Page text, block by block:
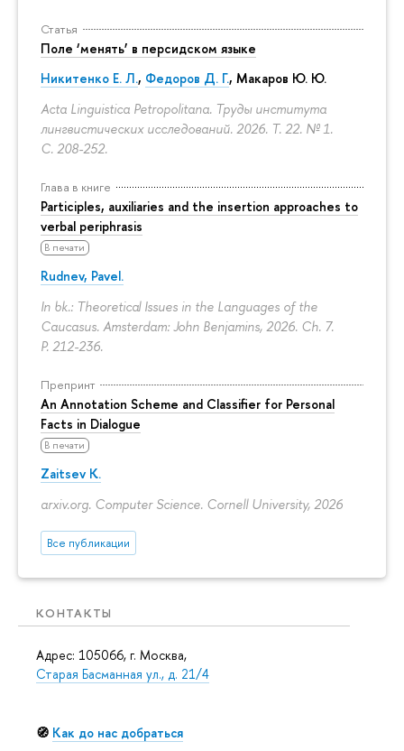
Статья
Поле ‘менять’ в персидском языке
Никитенко Е. Л., Федоров Д. Г., Макаров Ю. Ю.
Acta Linguistica Petropolitana. Труды института
лингвистических исследований. 2026. Т. 22. № 1.
С. 208-252.
Глава в книге
Participles, auxiliaries and the insertion approaches to
verbal periphrasis
В печати
Rudnev, Pavel.
In bk.: Theoretical Issues in the Languages of the
Caucasus. Amsterdam: John Benjamins, 2026. Ch. 7.
P. 212-236.
Препринт
An Annotation Scheme and Classifier for Personal
Facts in Dialogue
В печати
Zaitsev K.
arxiv.org. Computer Science. Cornell University, 2026
Все публикации
КОНТАКТЫ
Адрес: 105066, г. Москва,
Старая Басманная ул., д. 21/4
🧭 Как до нас добраться